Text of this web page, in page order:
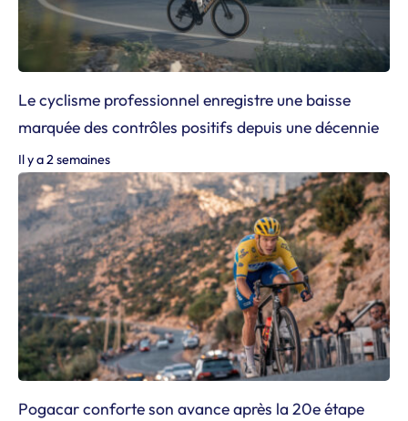
Le cyclisme professionnel enregistre une baisse
marquée des contrôles positifs depuis une décennie
Il y a 2 semaines
Pogacar conforte son avance après la 20e étape